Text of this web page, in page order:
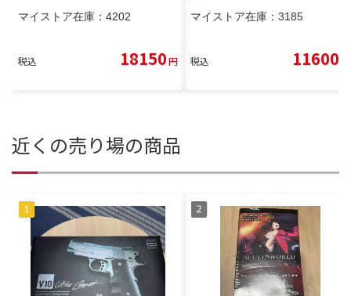
マイストア在庫： 4202
税込 18150円
マイストア在庫： 3185
税込 11600
近くの売り場の商品